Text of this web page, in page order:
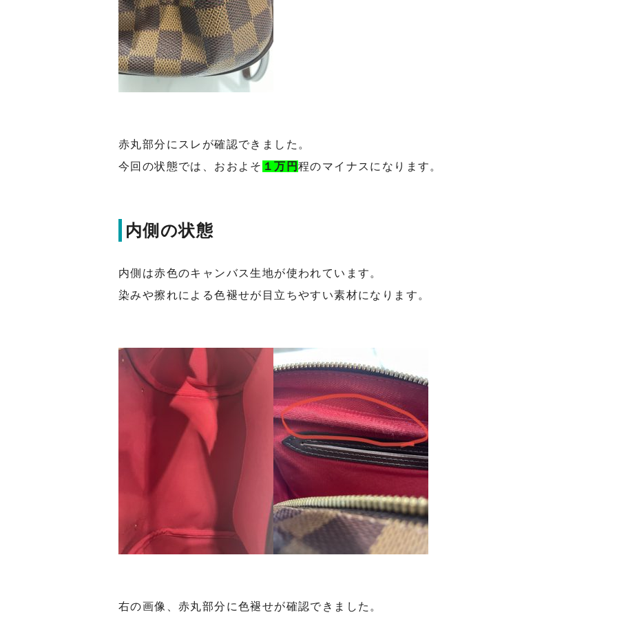
赤丸部分にスレが確認できました。
今回の状態では、おおよそ １万円程のマイナスになります。
内側の状態
内側は赤色のキャンバス生地が使われています。
染みや擦れによる色褪せが目立ちやすい素材になります。
右の画像、赤丸部分に色褪せが確認できました。